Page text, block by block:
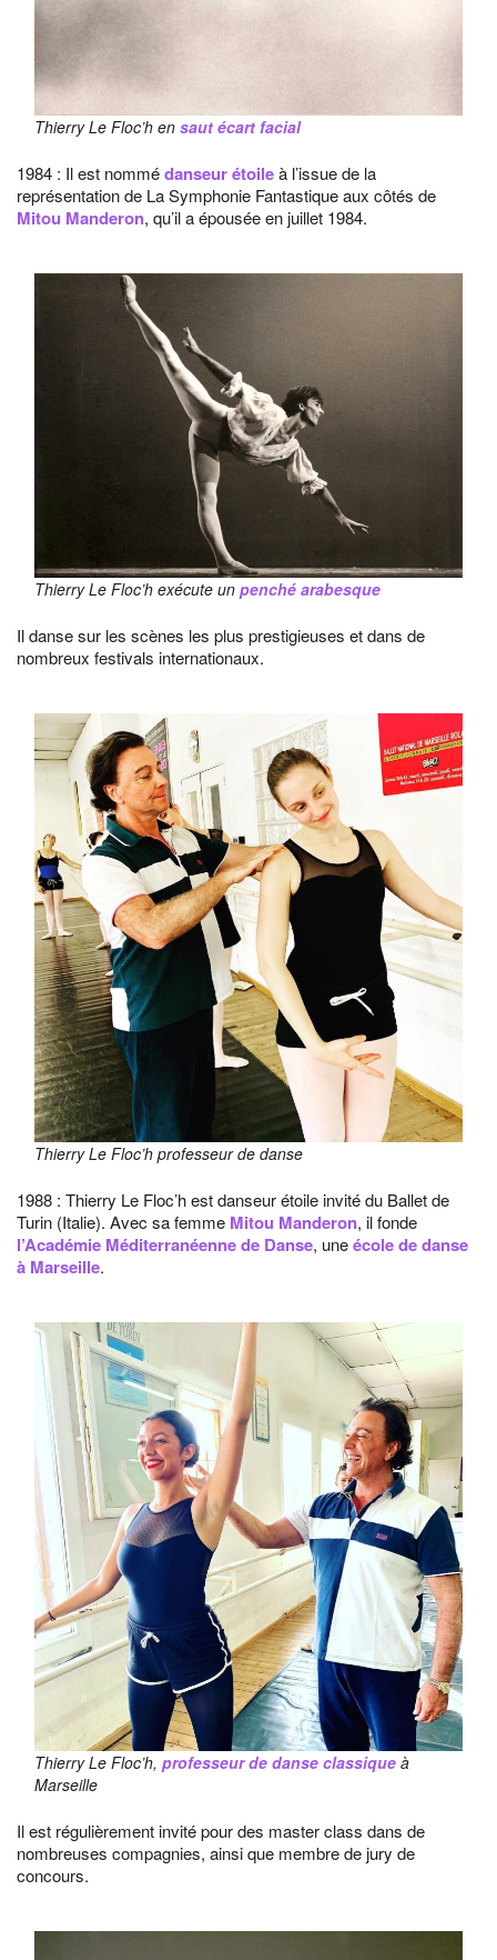
Thierry Le Floc’h en saut écart facial
1984 : Il est nommédanseur étoileà l’issue de la
représentation de La Symphonie Fantastique aux côtés de
Mitou Manderon, qu’il a épousée en juillet 1984.
Thierry Le Floc’h exécute un penché arabesque
Il danse sur les scènes les plus prestigieuses et dans de
nombreux festivals internationaux.
Thierry Le Floc’h professeur de danse
1988 : Thierry Le Floc’h est danseur étoile invité du Ballet de
Turin (Italie). Avec sa femme Mitou Manderon, il fonde
l’Académie Méditerranéenne de Danse, uneécole de danse
à Marseille.
Thierry Le Floc’h, professeur de danse classique à
Marseille
Il est régulièrement invité pour des master class dans de
nombreuses compagnies, ainsi que membre de jury de
concours.